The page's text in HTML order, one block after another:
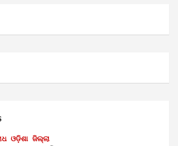
ଓଡ଼ିଶା ଜିଲ୍ଲା